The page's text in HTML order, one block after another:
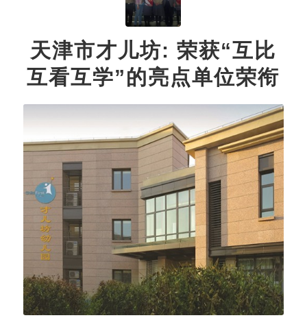
天津市才儿坊: 荣获“互比
互看互学”的亮点单位荣衔